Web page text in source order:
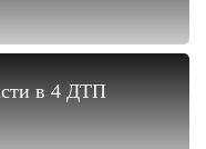
в 4 ДТП